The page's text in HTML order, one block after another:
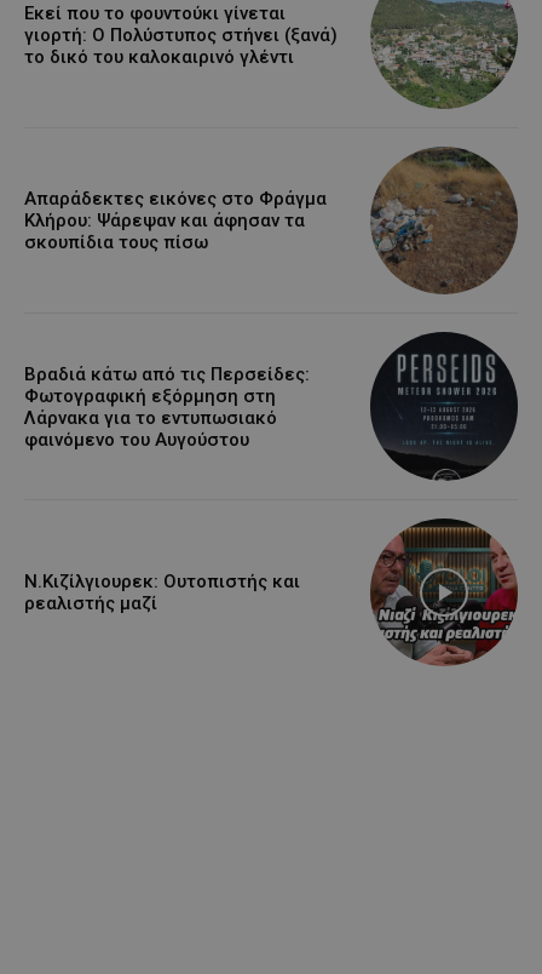
Εκεί που το φουντούκι γίνεται
γιορτή: Ο Πολύστυπος στήνει (ξανά)
το δικό του καλοκαιρινό γλέντι
Απαράδεκτες εικόνες στο Φράγμα
Κλήρου: Ψάρεψαν και άφησαν τα
σκουπίδια τους πίσω
Βραδιά κάτω από τις Περσείδες:
Φωτογραφική εξόρμηση στη
Λάρνακα για το εντυπωσιακό
φαινόμενο του Αυγούστου
Ν.Κιζίλγιουρεκ: Ουτοπιστής και
ρεαλιστής μαζί